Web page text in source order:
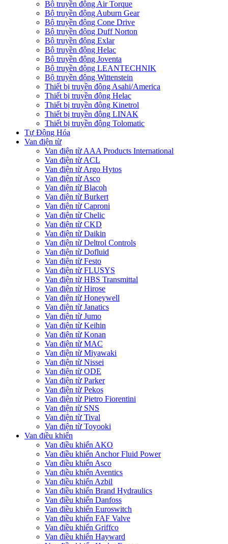
Bộ truyền động Air Torque
Bộ truyền động Auburn Gear
Bộ truyền động Cone Drive
Bộ truyền động Duff Norton
Bộ truyền động Exlar
Bộ truyền động Helac
Bộ truyền động Joventa
Bộ truyền động LEANTECHNIK
Bộ truyền động Wittenstein
Thiết bị truyền động Asahi/America
Thiết bị truyền động Helac
Thiết bị truyền động Kinetrol
Thiết bị truyền động LINAK
Thiết bị truyền động Tolomatic
Tự Động Hóa
Van điện từ
Van điện từ AAA Products International
Van điện từ ACL
Van điện từ Argo Hytos
Van điện từ Asco
Van điện từ Blacoh
Van điện từ Burkert
Van điện từ Caproni
Van điện từ Chelic
Van điện từ CKD
Van điện từ Daikin
Van điện từ Deltrol Controls
Van điện từ Dofluid
Van điện từ Festo
Van điện từ FLUSYS
Van điện từ HBS Transmittal
Van điện từ Hirose
Van điện từ Honeywell
Van điện từ Janatics
Van điện từ Jumo
Van điện từ Keihin
Van điện từ Konan
Van điện từ MAC
Van điện từ Miyawaki
Van điện từ Nissei
Van điện từ ODE
Van điện từ Parker
Van điện từ Pekos
Van điện từ Pietro Fiorentini
Van điện từ SNS
Van điện từ Tival
Van điện từ Toyooki
Van điều khiển
Van điều khiển AKO
Van điều khiển Anchor Fluid Power
Van điều khiển Asco
Van điều khiển Aventics
Van điều khiển Azbil
Van điều khiển Brand Hydraulics
Van điều khiển Danfoss
Van điều khiển Euroswitch
Van điều khiển FAF Valve
Van điều khiển Griffco
Van điều khiển Hayward